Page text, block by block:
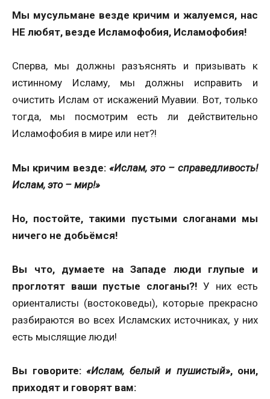
Мы мусульмане везде кричим и жалуемся, нас
НЕ любят, везде Исламофобия, Исламофобия!
Сперва, мы должны разъяснять и призывать к
истинному Исламу, мы должны исправить и
очистить Ислам от искажений Муавии. Вот, только
тогда, мы посмотрим есть ли действительно
Исламофобия в мире или нет?!
Мы кричим везде: «Ислам, это – справедливость!
Ислам, это – мир!»
Но, постойте, такими пустыми слоганами мы
ничего не добьёмся!
Вы что, думаете на Западе люди глупые и
проглотят ваши пустые слоганы?! У них есть
ориенталисты (востоковеды), которые прекрасно
разбираются во всех Исламских источниках, у них
есть мыслящие люди!
Вы говорите: «Ислам, белый и пушистый», они,
приходят и говорят вам: